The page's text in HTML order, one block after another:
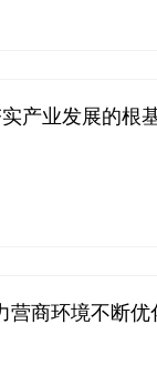
产业发展的根
营商环境不断优